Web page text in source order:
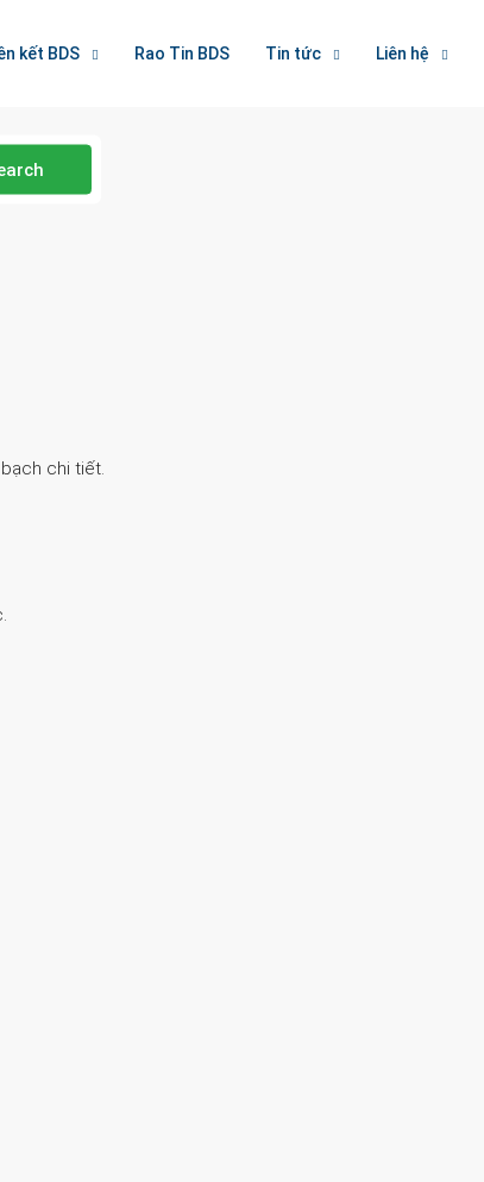
kết BDS Rao Tin BDS Tin tức Liên hệ
chi tiết.